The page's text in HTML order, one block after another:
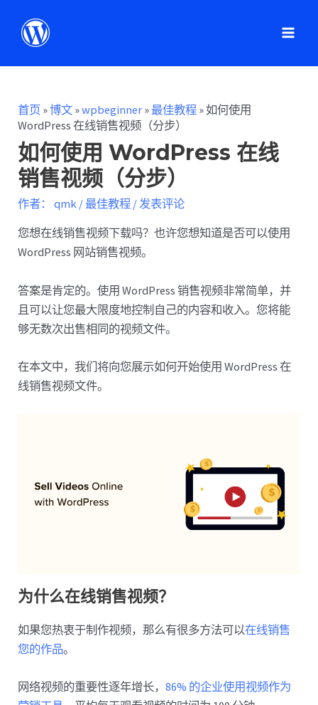
首页 »博文 »wpbeginner »最佳教程 »如何使用
WordPress 在线销售视频（分步）
如何使用 WordPress 在线
销售视频（分步）
作者： qmk /最佳教程 /发表评论
您想在线销售视频下载吗？也许您想知道是否可以使用
WordPress 网站销售视频。
答案是肯定的。使用 WordPress 销售视频非常简单，并
且可以让您最大限度地控制自己的内容和收入。您将能
够无数次出售相同的视频文件。
在本文中，我们将向您展示如何开始使用 WordPress 在
线销售视频文件。
为什么在线销售视频？
如果您热衷于制作视频，那么有很多方法可以在线销售
您的作品。
网络视频的重要性逐年增长，86% 的企业使用视频作为